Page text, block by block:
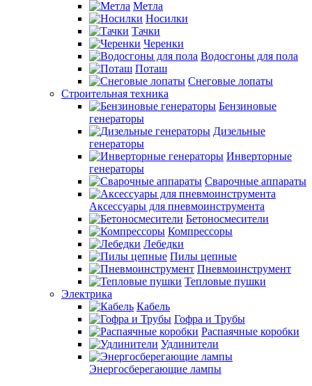
Метла
Носилки
Тачки
Черенки
Водосгоны для пола
Поташ
Снеговые лопаты
Строительная техника
Бензиновые
генераторы
Дизельные
генераторы
Инверторные
генераторы
Сварочные аппараты
Аксессуары для пневмоинструмента
Бетоносмесители
Компрессоры
Лебедки
Пилы цепные
Пневмоинструмент
Тепловые пушки
Электрика
Кабель
Гофра и Трубы
Распаячные коробки
Удлинители
Энергосберегающие лампы